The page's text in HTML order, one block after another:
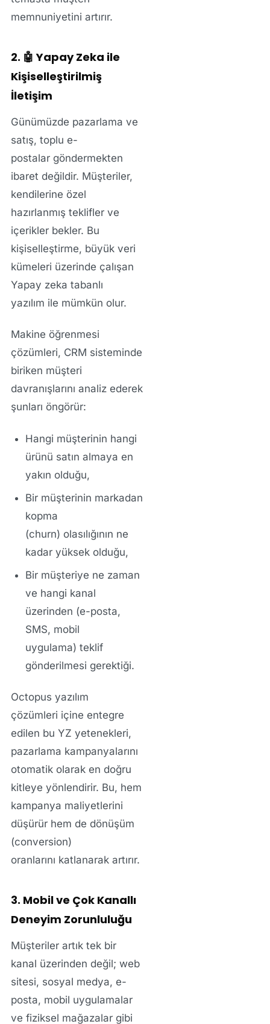
memnuniyetini artırır.
2. 🤖 Yapay Zeka ile
Kişiselleştirilmiş
İletişim
Günümüzde pazarlama ve
satış, toplu e-
postalargöndermekten
ibaret değildir. Müşteriler,
kendilerine özel
hazırlanmış teklifler ve
içerikler bekler. Bu
kişiselleştirme, büyük veri
kümeleri üzerinde çalışan
Yapay zeka tabanlı
yazılım ile mümkün olur.
Makine öğrenmesi
çözümleri, CRM sisteminde
biriken müşteri
davranışlarını analiz ederek
şunları öngörür:
Hangi müşterinin hangi
ürünü satın almaya en
yakın olduğu,
Bir müşterinin markadan
kopma
(churn) olasılığının ne
kadar yüksek olduğu,
Bir müşteriye ne zaman
ve hangi kanal
üzerinden (e-posta,
SMS, mobil
uygulama) teklif
gönderilmesi gerektiği.
Octopus yazılım
çözümleri içine entegre
edilen bu YZ yetenekleri,
pazarlama kampanyalarını
otomatik olarak en doğru
kitleye yönlendirir. Bu, hem
kampanya maliyetlerini
düşürür hem de dönüşüm
(conversion)
oranlarını katlanarak artırır.
3. Mobil ve Çok Kanallı
Deneyim Zorunluluğu
Müşteriler artık tek bir
kanal üzerinden değil; web
sitesi, sosyal medya, e-
posta, mobil uygulamalar
ve fiziksel mağazalar gibi